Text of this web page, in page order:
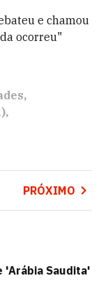
e chamou
ocorreu"
PRÓXIMO
'Arábia Saudita'